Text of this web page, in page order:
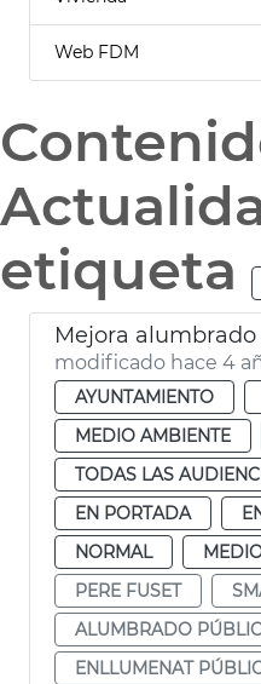
Web FDM
etiqueta
Mejora
modificado hace 4
AYUNTAMIENTO
MEDIO AMBIENTE
TODAS LAS
EN PORTADA
NORMAL
PERE FUSET
ALUMBRADO
ENLLUMENAT